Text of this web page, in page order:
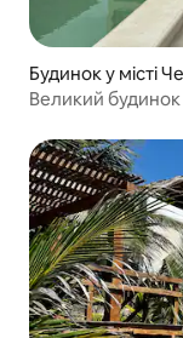
Будинок у місті
Великий будинок